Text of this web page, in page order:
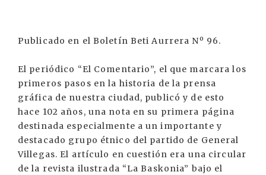
Publicado en el Boletín Beti Aurrera Nº 96.
El periódico “El Comentario”, el que marcara los
primeros pasos en la historia de la prensa
gráfica de nuestra ciudad, publicó y de esto
hace 102 años, una nota en su primera página
destinada especialmente a un importante y
destacado grupo étnico del partido de General
Villegas. El artículo en cuestión era una circular
de la revista ilustrada “La Baskonia” bajo el